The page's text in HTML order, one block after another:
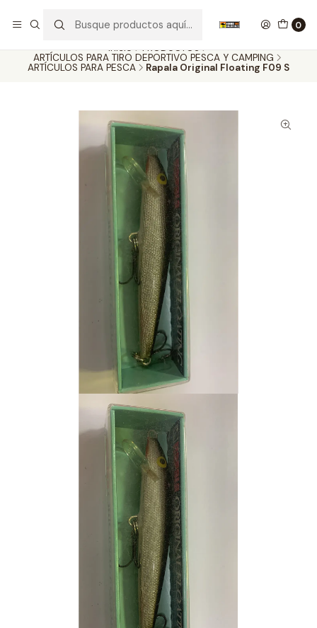
0
Inicio
PRODUCTOS
ARTÍCULOS PARA TIRO DEPORTIVO PESCA Y CAMPING
ARTÍCULOS PARA PESCA
Rapala Original Floating F09 S